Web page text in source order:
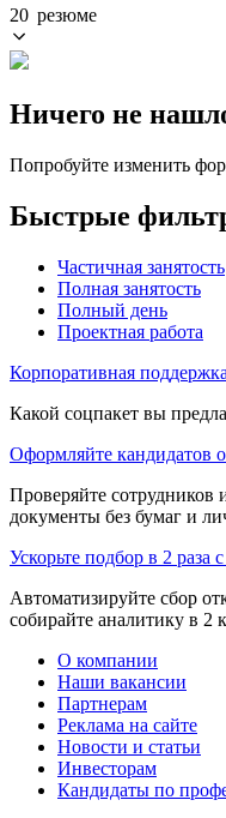
20 резюме
Ничего не
Попробуйте изменить
Быстрые
Частичная занятость
Полная занятость
Полный день
Проектная работа
Корпоративная
Какой соцпакет вы
Оформляйте кандидатов
Проверяйте сотрудников
документы без бумаг и
Ускорьте подбор в 2 раза
Автоматизируйте сбор
собирайте аналитику в 2
О компании
Наши вакансии
Партнерам
Реклама на сайте
Новости и статьи
Инвесторам
Кандидаты по